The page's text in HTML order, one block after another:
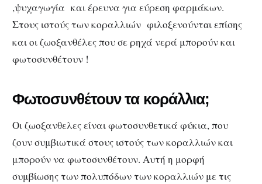
,ψυχαγωγία και έρευνα για εύρεση φαρμάκων.
Στους ιστούς των κοραλλιών φιλοξενούνται επίσης
και οι ζωοξανθέλες που σε ρηχά νερά μπορούν και
φωτοσυνθέτουν !
Φωτοσυνθέτουν τα κοράλλια;
Οι ζωοξανθελες είναι φωτοσυνθετικά φύκια, που
ζουν συμβιωτικά στους ιστούς των κοραλλιών και
μπορούν να φωτοσυνθέτουν. Αυτή η μορφή
συμβίωσης των πολυπόδων των κοραλλιών με τις